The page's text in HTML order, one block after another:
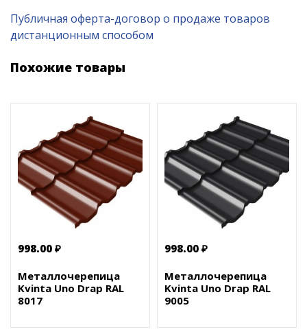
Публичная оферта-договор о продаже товаров
дистанционным способом
Похожие товары
998.00 ₽
Металлочерепица
Kvinta Uno Drap RAL
8017
998.00 ₽
Металлочерепица
Kvinta Uno Drap RAL
9005